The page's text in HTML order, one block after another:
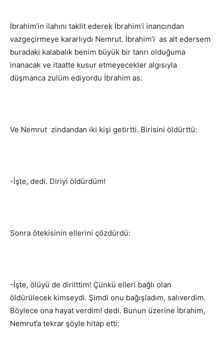
İbrahim’in ilahını taklit ederek İbrahim’i inancından
vazgeçirmeye kararlıydı Nemrut. İbrahim’i as alt edersem
buradaki kalabalık benim büyük bir tanrı olduğuma
inanacak ve itaatte kusur etmeyecekler algısıyla
düşmanca zulüm ediyordu İbrahim as.
Ve Nemrut zindandan iki kişi getirtti. Birisini öldürttü:
-İşte, dedi. Diriyi öldürdüm!
Sonra ötekisinin ellerini çözdürdü:
-İşte, ölüyü de dirilttim! Çünkü elleri bağlı olan
öldürülecek kimseydi. Şimdi onu bağışladım, salıverdim.
Böylece ona hayat verdim! dedi. Bunun üzerine İbrahim,
Nemrut’a tekrar şöyle hitap etti: